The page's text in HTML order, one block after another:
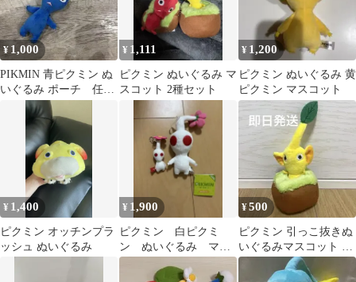
¥ 1,000
PIKMIN 青ピクミン ぬ
いぐるみ ポーチ 任天
¥ 1,111
ピクミン ぬいぐるみ マ
スコット 2種セット
¥ 1,200
ピクミン ぬいぐるみ 黄
ピクミン マスコット
¥ 1,400
ピクミン オッチンプラ
ッシュ ぬいぐるみ
¥ 1,900
ピクミン 白ピクミ
ン ぬいぐるみ マス
コット
¥500
ピクミン 引っこ抜きぬ
いぐるみマスコット 黄
ピクミン キーホルダー